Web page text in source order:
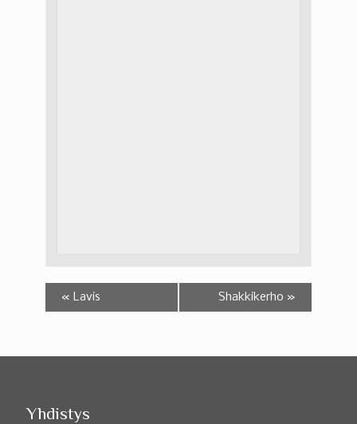
« Lavis Shakkikerho »
Yhdistys